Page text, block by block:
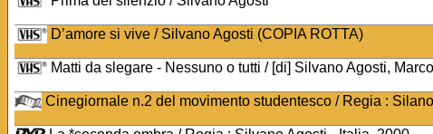
D’amore si vive / Silvano Agosti (COPIA ROTTA)
Matti da slegare - Nessuno o tutti / [di] Silvano Agosti,
Cinegiornale n.2 del movimento studentesco / Regia :